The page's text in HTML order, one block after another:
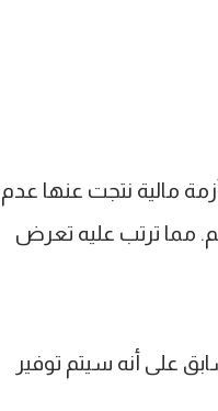
مالية نتجت عنها عدم
مما ترتب عليه تعرض
على أنه سيتم توفير